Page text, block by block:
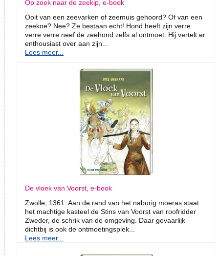
Op zoek naar de zeekip, e-book
Ooit van een zeevarken of zeemuis gehoord? Of van een
zeekoe? Nee? Ze bestaan echt! Hond heeft zijn verre
verre verre neef de zeehond zelfs al ontmoet. Hij vertelt er
enthousiast over aan zijn...
Lees meer...
De vloek van Voorst, e-book
Zwolle, 1361. Aan de rand van het naburig moeras staat
het machtige kasteel de Stins van Voorst van roofridder
Zweder, de schrik van de omgeving. Daar gevaarlijk
dichtbij is ook de ontmoetingsplek...
Lees meer...